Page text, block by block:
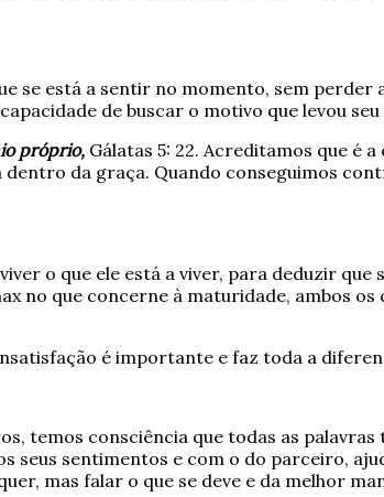
se está a sentir no momento, sem
de buscar o motivo que levou
próprio, Gálatas 5: 22. Acreditamos que é
da graça. Quando conseguimos
o que ele está a viver, para deduzir
no que concerne à maturidade, ambos
é importante e faz toda a
temos consciência que todas as
seus sentimentos e com o do parceiro,
mas falar o que se deve e da melhor